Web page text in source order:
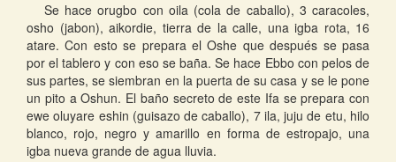
Se hace orugbo con oila (cola de caballo), 3 caracoles,
osho (jabon), aikordie, tierra de la calle, una igba rota, 16
atare. Con esto se prepara el Oshe que después se pasa
por el tablero y con eso se baña. Se hace Ebbo con pelos de
sus partes, se siembran en la puerta de su casa y se le pone
un pito a Oshun. El baño secreto de este Ifa se prepara con
ewe oluyare eshin (guisazo de caballo), 7 ila, juju de etu, hilo
blanco, rojo, negro y amarillo en forma de estropajo, una
igba nueva grande de agua lluvia.